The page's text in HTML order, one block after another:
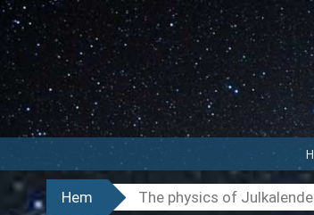
Hoppa
till
innehåll
Hem The physics of